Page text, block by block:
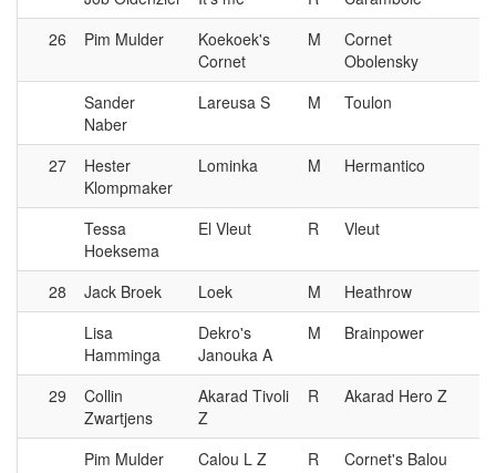
26
Pim Mulder
Koekoek's
Cornet
M
Cornet
Obolensky
Sander
Naber
Lareusa S M Toulon
27
Hester
Klompmaker
Lominka M Hermantico
Tessa
Hoeksema
El Vleut R Vleut
28 Jack Broek Loek M
Heathrow
Lisa
Hamminga
Dekro's
Janouka A
M Brainpower
29
Collin
Zwartjens
Akarad Tivoli
Z
R Akarad Hero Z
Pim Mulder Calou L Z R
Cornet's Balou